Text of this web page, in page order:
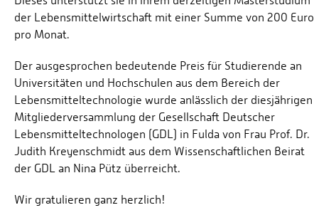
der Lebensmittelwirtschaft mit einer Summe von 200 Euro
pro Monat.
Der ausgesprochen bedeutende Preis für Studierende an
Universitäten und Hochschulen aus dem Bereich der
Lebensmitteltechnologie wurde anlässlich der diesjährigen
Mitgliederversammlung der Gesellschaft Deutscher
Lebensmitteltechnologen (GDL) in Fulda von Frau Prof. Dr.
Judith Kreyenschmidt aus dem Wissenschaftlichen Beirat
der GDL an Nina Pütz überreicht.
Wir gratulieren ganz herzlich!